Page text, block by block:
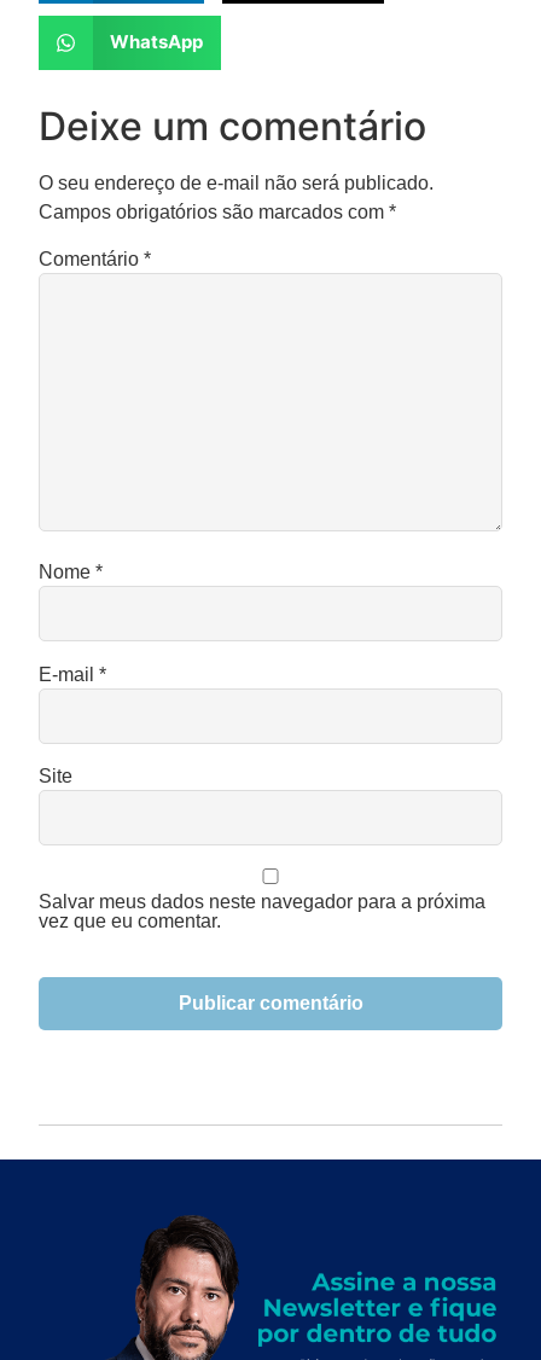
WhatsApp
Deixe um comentário
O seu endereço de e-mail não será publicado.
Campos obrigatórios são marcados com *
Comentário *
Nome *
E-mail *
Site
Salvar meus dados neste navegador para a próxima
vez que eu comentar.